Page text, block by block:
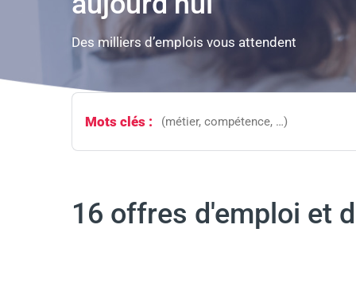
Des milliers d’emplois vous attendent
Mots clés :
16 offres d'emploi et